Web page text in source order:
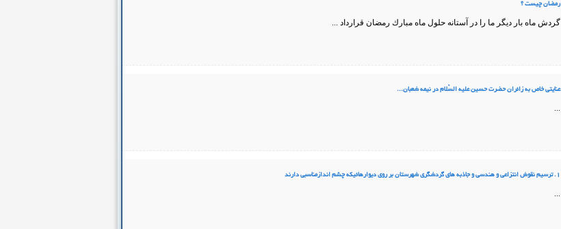
رمضان چیست ؟
گردش ماه بار دیگر ما را در آستانه حلول ماه مبارك رمضان قرارداد ...
عنايتي خاص به زائران حضرت حسين عليه السّلام در نیمه شعبان...
...
1. ترسیم نقوش انتزاعی و هندسی و جاذبه های گردشگری شهرستان بر روی دیوارهائیکه چشم اندازمناسبی دارند
...